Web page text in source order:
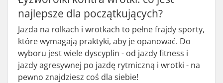
najlepsze dla początkujących?
Jazda na rolkach i wrotkach to pełne frajdy sporty,
które wymagają praktyki, aby je opanować. Do
wyboru jest wiele dyscyplin - od jazdy fitness i
jazdy agresywnej po jazdę rytmiczną i wrotki - na
pewno znajdziesz coś dla siebie!